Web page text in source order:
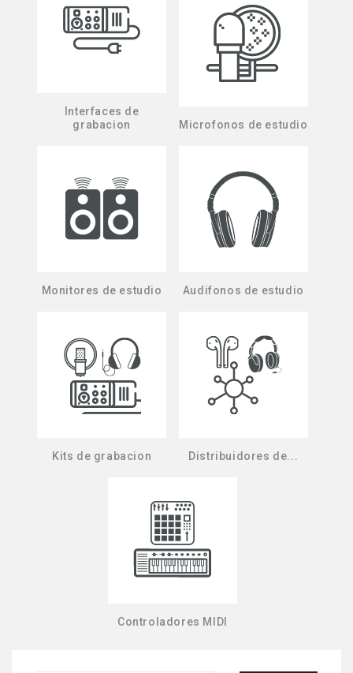
Interfaces de
grabacion
Microfonos de estudio
Monitores de estudio Audifonos de estudio
Kits de grabacion Distribuidores de...
Controladores MIDI